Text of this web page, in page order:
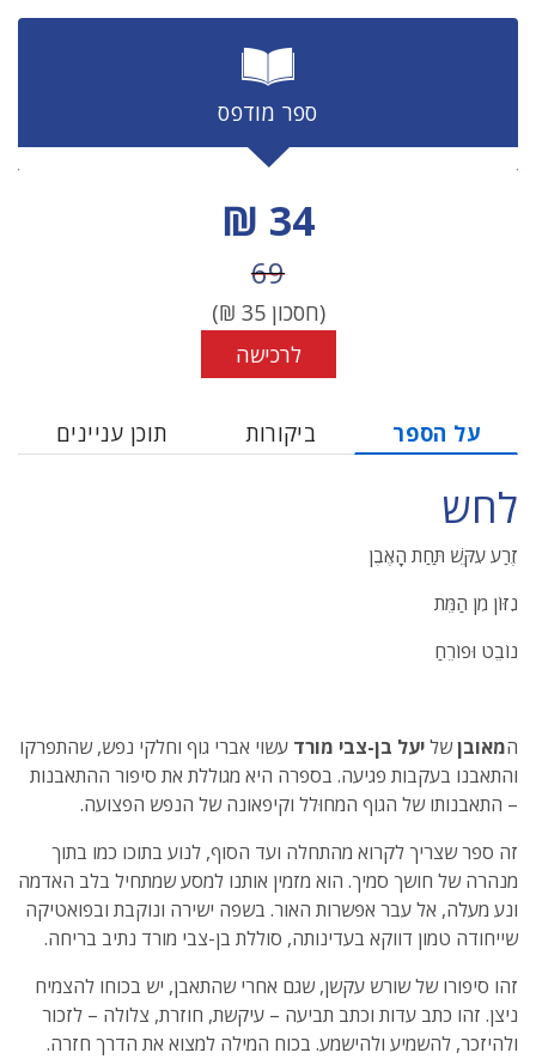
ספר מודפס
מחיר הנחה
34 ₪
מחיר לפני הנחה
69
(חסכון35
₪)
לרכישה
על הספר ביקורות תוכן עניינים
לחש
זֶרַע עִקֵּשׁ תַּחַת הָאֶבֶן
נִזּוֹן מִן הַמֵּת
נוֹבֵט וּפוֹרֵחַ
המאובןשליעל בן-צבי מורד עשוי אברי גוף וחלקי נפש, שהתפרקו
והתאבנו בעקבות פגיעה. בספרה היא מגוללת את סיפור ההתאבנות
– התאבנותו של הגוף המחוּלל וקיפאונה של הנפש הפצועה.
זה ספר שצריך לקרוא מהתחלה ועד הסוף, לנוע בתוכו כמו בתוך
מנהרה של חושך סמיך. הוא מזמין אותנו למסע שמתחיל בלב האדמה
ונע מעלה, אל עבר אפשרות האור. בשפה ישירה ונוקבת ובפואטיקה
שייחודה טמון דווקא בעדינותה, סוללת בן-צבי מורד נתיב בריחה.
זהו סיפורו של שורש עקשן, שגם אחרי שהתאבן, יש בכוחו להצמיח
ניצן. זהו כתב עדות וכתב תביעה – עיקשת, חוזרת, צלולה – לזכור
ולהיזכר, להשמיע ולהישמע. בכוח המילה למצוא את הדרך חזרה.